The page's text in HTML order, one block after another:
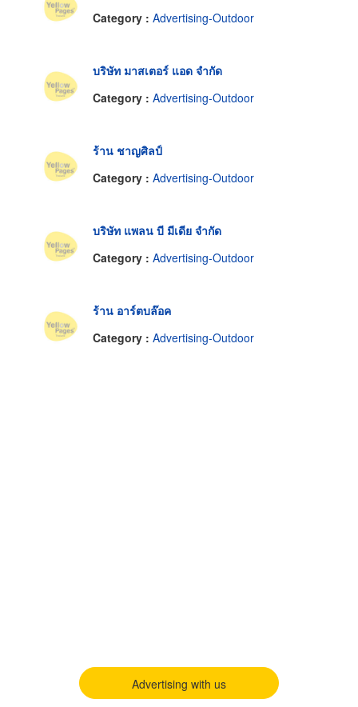
Category : Advertising-Outdoor
บริษัท มาสเตอร์ แอด จำกัด
Category : Advertising-Outdoor
ร้าน ชาญศิลป์
Category : Advertising-Outdoor
บริษัท แพลน บี มีเดีย จำกัด
Category : Advertising-Outdoor
ร้าน อาร์ตบล๊อค
Category : Advertising-Outdoor
Advertising with us